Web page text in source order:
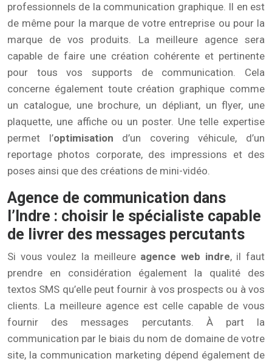
professionnels de la communication graphique. Il en est
de même pour la marque de votre entreprise ou pour la
marque de vos produits. La meilleure agence sera
capable de faire une création cohérente et pertinente
pour tous vos supports de communication. Cela
concerne également toute création graphique comme
un catalogue, une brochure, un dépliant, un flyer, une
plaquette, une affiche ou un poster. Une telle expertise
permet l’optimisation d’un covering véhicule, d’un
reportage photos corporate, des impressions et des
poses ainsi que des créations de mini-vidéo.
Agence de communication dans
l’Indre : choisir le spécialiste capable
de livrer des messages percutants
Si vous voulez la meilleure agence web indre, il faut
prendre en considération également la qualité des
textos SMS qu’elle peut fournir à vos prospects ou à vos
clients. La meilleure agence est celle capable de vous
fournir des messages percutants. À part la
communication par le biais du nom de domaine de votre
site, la communication marketing dépend également de